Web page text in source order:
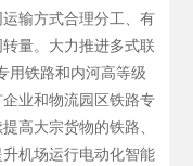
输方式合理分工、有
量。大力推进多式联
用铁路和内河高等级
业和物流园区铁路专
高大宗货物的铁路、
机场运行电动化智能